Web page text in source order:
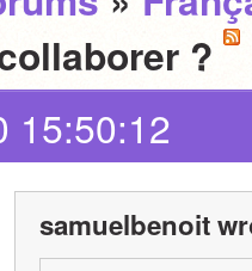
?
15:50:12
samuelbenoit